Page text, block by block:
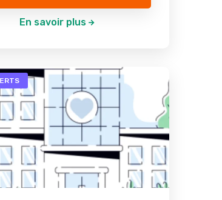
En savoir plus